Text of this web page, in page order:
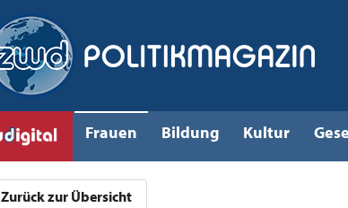
Frauen Bildung Kultur
Zurück zur Übersicht